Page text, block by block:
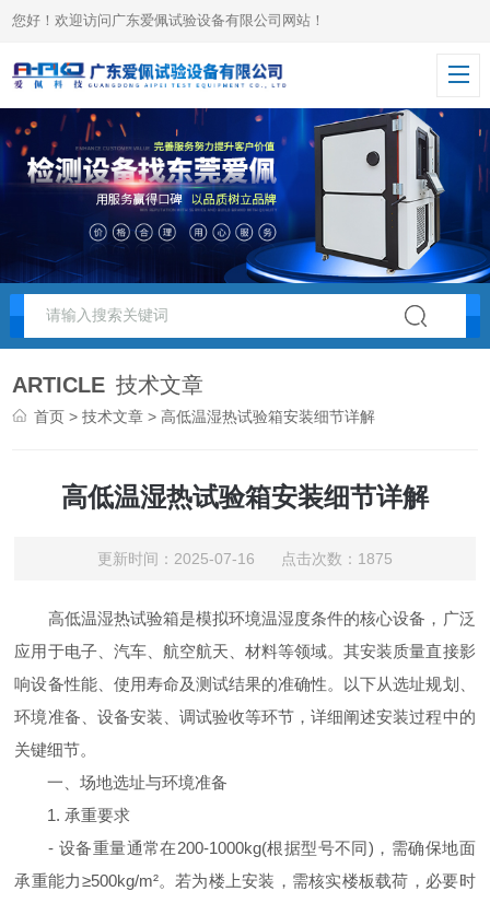
您好！欢迎访问广东爱佩试验设备有限公司网站！
ARTICLE 技术文章
首页 >技术文章 > 高低温湿热试验箱安装细节详解
高低温湿热试验箱安装细节详解
更新时间：2025-07-16 点击次数：1875
高低温湿热试验箱是模拟环境温湿度条件的核心设备，广泛
应用于电子、汽车、航空航天、材料等领域。其安装质量直接影
响设备性能、使用寿命及测试结果的准确性。以下从选址规划、
环境准备、设备安装、调试验收等环节，详细阐述安装过程中的
关键细节。
一、场地选址与环境准备
1. 承重要求
- 设备重量通常在200-1000kg(根据型号不同)，需确保地面
承重能力≥500kg/m²。若为楼上安装，需核实楼板载荷，必要时